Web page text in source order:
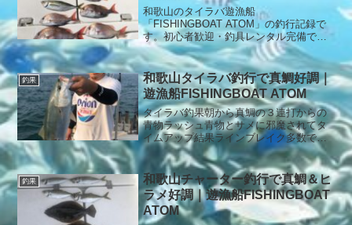
和歌山のタイラバ遊漁船
「FISHINGBOAT ATOM」の釣行記録で
す。初心者歓迎・釣具レンタル完備で、
安心してタイラバ釣りを楽しめます。
釣果
和歌山タイラバ釣行で真鯛好調｜
遊漁船FISHINGBOAT ATOM
タイラバ釣果朝から真鯛の３連打からの
青物ラッシュ青物とサメに邪魔されてタ
イムアップ結果ラインブレイク多数で終
了本日もありがとうございました。
釣果
和歌山チャーター釣行で真鯛＆ヒ
ラメ好調｜遊漁船FISHINGBOAT
ATOM